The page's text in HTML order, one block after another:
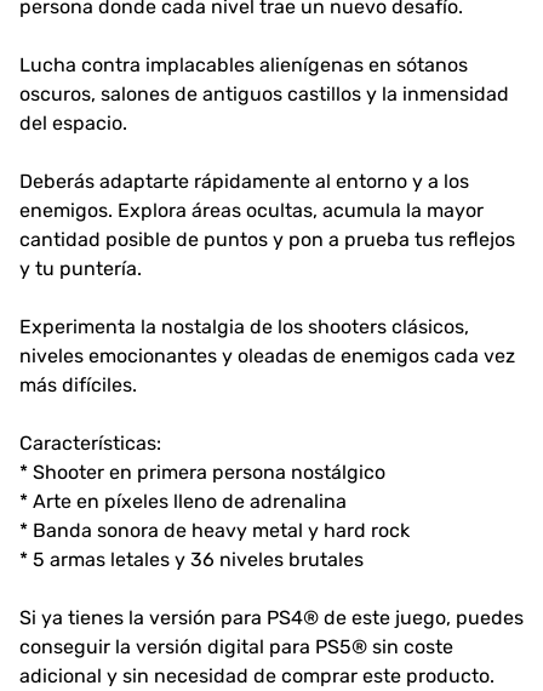
persona donde cada nivel trae un nuevo desafío.
Lucha contra implacables alienígenas en sótanos
oscuros, salones de antiguos castillos y la inmensidad
del espacio.
Deberás adaptarte rápidamente al entorno y a los
enemigos. Explora áreas ocultas, acumula la mayor
cantidad posible de puntos y pon a prueba tus reflejos
y tu puntería.
Experimenta la nostalgia de los shooters clásicos,
niveles emocionantes y oleadas de enemigos cada vez
más difíciles.
Características:
* Shooter en primera persona nostálgico
* Arte en píxeles lleno de adrenalina
* Banda sonora de heavy metal y hard rock
* 5 armas letales y 36 niveles brutales
Si ya tienes la versión para PS4® de este juego, puedes
conseguir la versión digital para PS5® sin coste
adicional y sin necesidad de comprar este producto.